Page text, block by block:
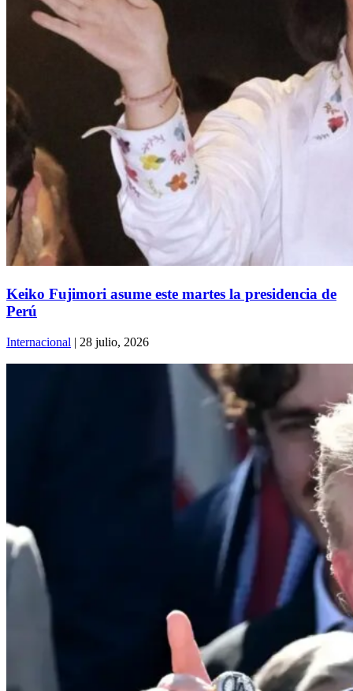
Keiko Fujimori asume este martes la presidencia de
Perú
Internacional | 28 julio, 2026